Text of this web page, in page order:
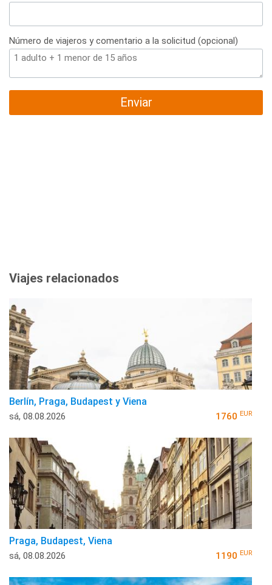
Número de viajeros y comentario a la solicitud (opcional)
Enviar
Viajes relacionados
Berlín, Praga, Budapest y Viena
sá, 08.08.2026 1760 EUR
Praga, Budapest, Viena
sá, 08.08.2026 1190 EUR